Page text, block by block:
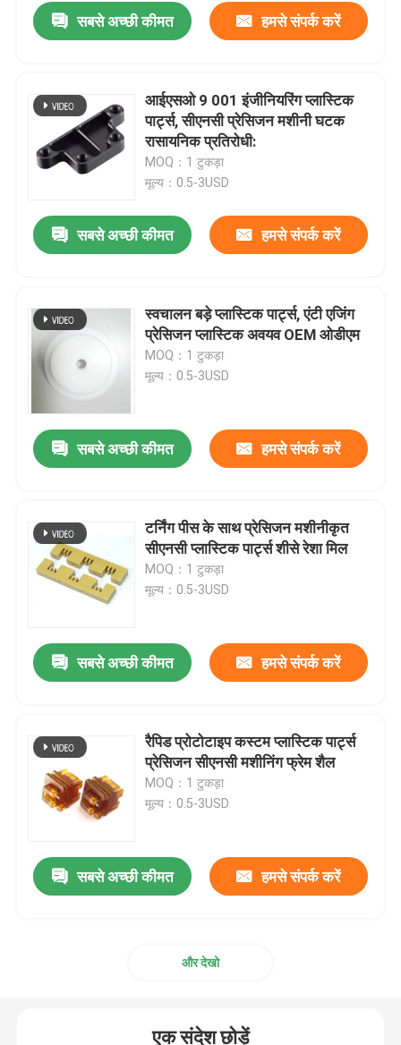
सबसे अच्छी कीमत हमसे संपर्क करें
आईएसओ 9 001 इंजीनियरिंग प्लास्टिक
पार्ट्स, सीएनसी प्रेसिजन मशीनी घटक
रासायनिक प्रतिरोधी:
MOQ：1 टुकड़ा
मूल्य：0.5-3USD
सबसे अच्छी कीमत हमसे संपर्क करें
स्वचालन बड़े प्लास्टिक पार्ट्स, एंटी एजिंग
प्रेसिजन प्लास्टिक अवयव OEM ओडीएम
MOQ：1 टुकड़ा
मूल्य：0.5-3USD
सबसे अच्छी कीमत हमसे संपर्क करें
टर्निंग पीस के साथ प्रेसिजन मशीनीकृत
सीएनसी प्लास्टिक पार्ट्स शीसे रेशा मिल
MOQ：1 टुकड़ा
मूल्य：0.5-3USD
सबसे अच्छी कीमत हमसे संपर्क करें
रैपिड प्रोटोटाइप कस्टम प्लास्टिक पार्ट्स
प्रेसिजन सीएनसी मशीनिंग फ्रेम शैल
MOQ：1 टुकड़ा
मूल्य：0.5-3USD
सबसे अच्छी कीमत हमसे संपर्क करें
और देखो
एक संदेश छोड़ें